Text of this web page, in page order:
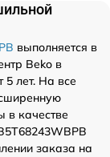
выполняется в
Beko в
лет. На все
в качестве
заказа на